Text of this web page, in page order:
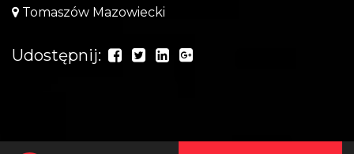
Tomaszów Mazowiecki
Udostępnij: